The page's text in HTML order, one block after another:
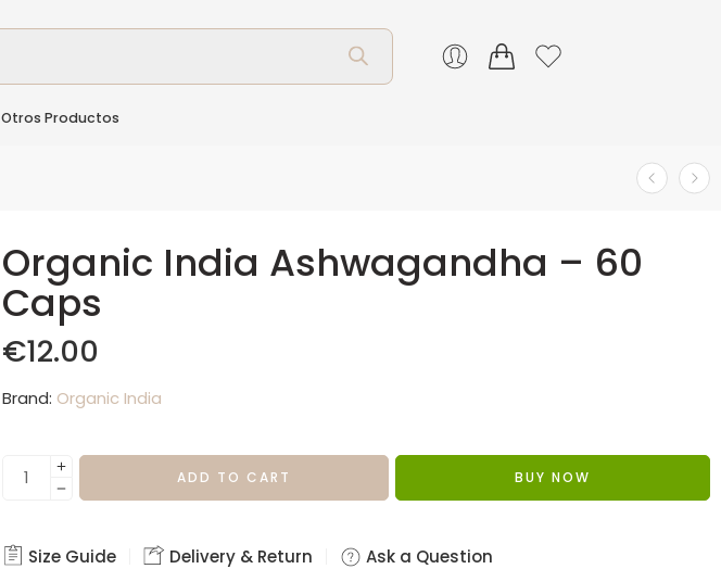
Otros Productos
Organic India Ashwagandha – 60
Caps
€12.00
Brand: Organic India
ADD TO CART BUY NOW
Size Guide Delivery & Return Ask a Question